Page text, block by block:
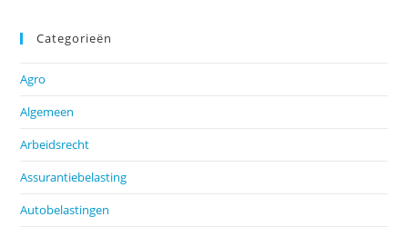
Categorieën
Agro
Algemeen
Arbeidsrecht
Assurantiebelasting
Autobelastingen